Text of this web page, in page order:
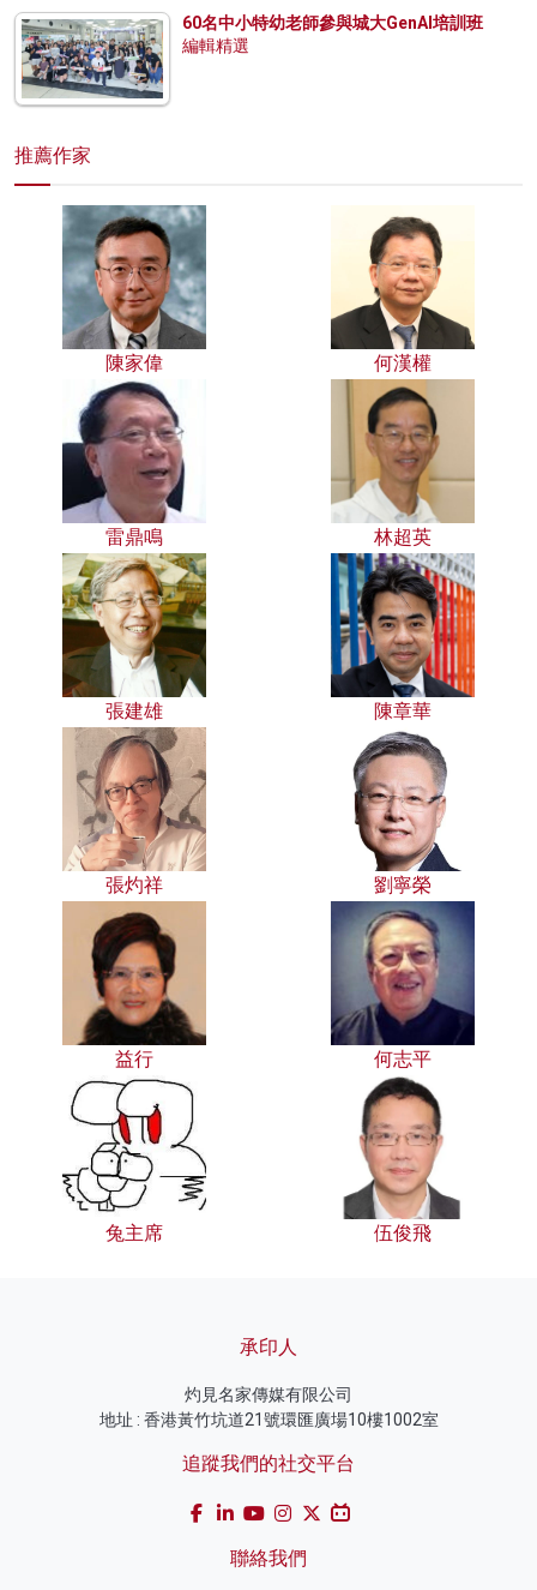
60名中小特幼老師參與城大GenAI培訓班
編輯精選
推薦作家
陳家偉 何漢權
雷鼎鳴 林超英
張建雄 陳章華
張灼祥 劉寧榮
益行 何志平
兔主席 伍俊飛
承印人
灼見名家傳媒有限公司
地址 : 香港黃竹坑道21號環匯廣場10樓1002室
追蹤我們的社交平台
聯絡我們